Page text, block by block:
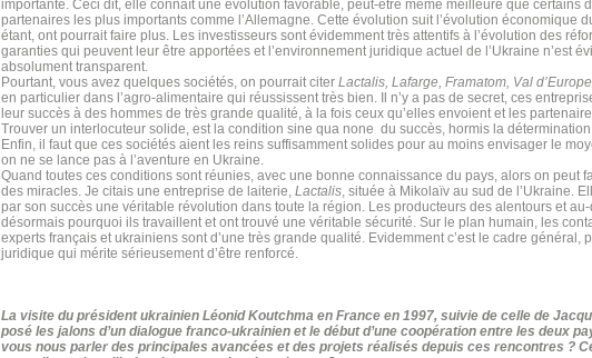
importante. Ceci dit, elle connaît une évolution favorable, peut-être même meilleure que certains
partenaires les plus importants comme l’Allemagne. Cette évolution suit l’évolution économique
étant, ont pourrait faire plus. Les investisseurs sont évidemment très attentifs à l’évolution des
garanties qui peuvent leur être apportées et l’environnement juridique actuel de l’Ukraine n’est
absolument transparent.
Pourtant, vous avez quelques sociétés, on pourrait citer Lactalis, Lafarge, Framatom, Val d’Europe
en particulier dans l’agro-alimentaire qui réussissent très bien. Il n’y a pas de secret, ces
leur succès à des hommes de très grande qualité, à la fois ceux qu’elles envoient et les
Trouver un interlocuteur solide, est la condition sine qua none du succès, hormis la
Enfin, il faut que ces sociétés aient les reins suffisamment solides pour au moins envisager le
on ne se lance pas à l’aventure en Ukraine.
Quand toutes ces conditions sont réunies, avec une bonne connaissance du pays, alors on peut
des miracles. Je citais une entreprise de laiterie, Lactalis, située à Mikolaïv au sud de l’Ukraine.
par son succès une véritable révolution dans toute la région. Les producteurs des alentours et
désormais pourquoi ils travaillent et ont trouvé une véritable sécurité. Sur le plan humain, les
experts français et ukrainiens sont d’une très grande qualité. Evidemment c’est le cadre général,
juridique qui mérite sérieusement d’être renforcé.
La visite du président ukrainien Léonid Koutchma en France en 1997, suivie de celle de
posé les jalons d’un dialogue franco-ukrainien et le début d’une coopération entre les deux
vous nous parler des principales avancées et des projets réalisés depuis ces rencontres ?